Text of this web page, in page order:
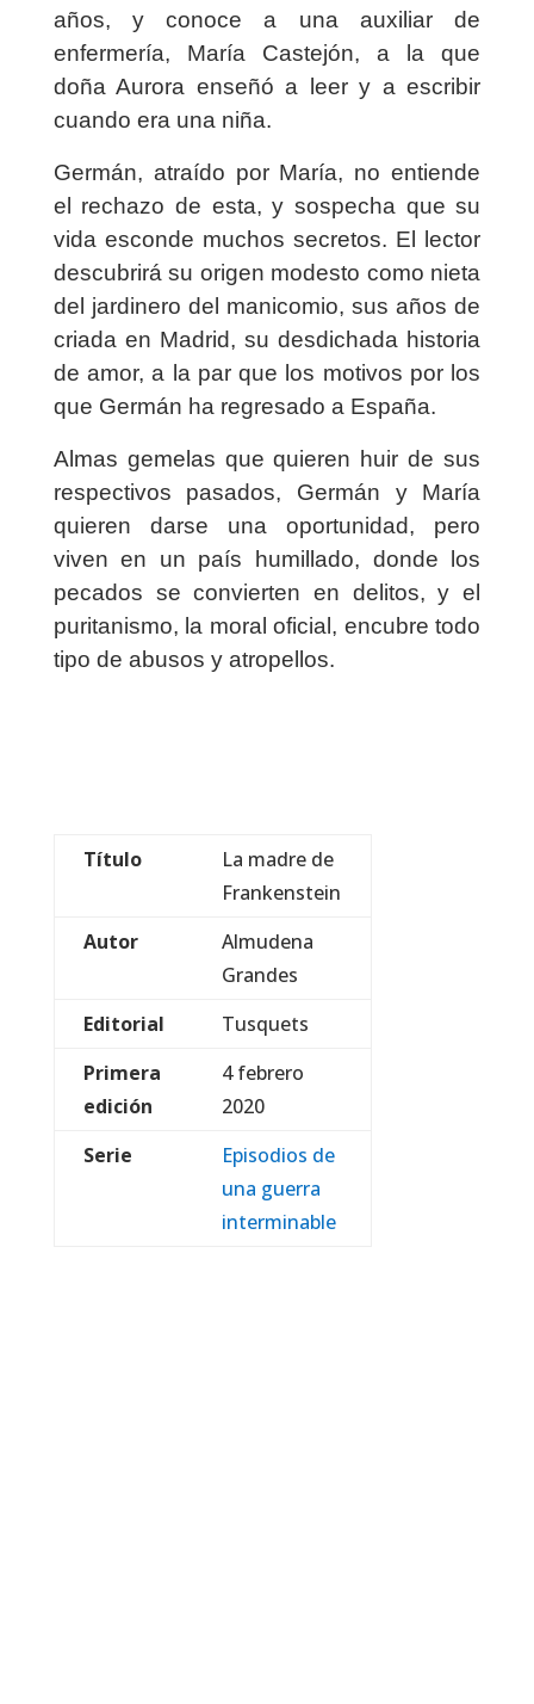
años, y conoce a una auxiliar de
enfermería, María Castejón, a la que
doña Aurora enseñó a leer y a escribir
cuando era una niña.
Germán, atraído por María, no entiende
el rechazo de esta, y sospecha que su
vida esconde muchos secretos. El lector
descubrirá su origen modesto como nieta
del jardinero del manicomio, sus años de
criada en Madrid, su desdichada historia
de amor, a la par que los motivos por los
que Germán ha regresado a España.
Almas gemelas que quieren huir de sus
respectivos pasados, Germán y María
quieren darse una oportunidad, pero
viven en un país humillado, donde los
pecados se convierten en delitos, y el
puritanismo, la moral oficial, encubre todo
tipo de abusos y atropellos.
Título
La madre de
Frankenstein
Autor
Almudena
Grandes
Editorial
Tusquets
Primera
edición
4 febrero
2020
Serie
Episodios de
una guerra
interminable